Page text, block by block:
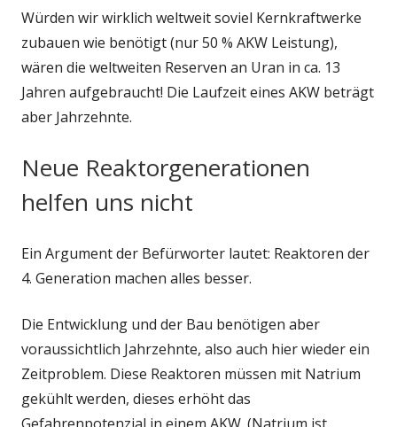
Würden wir wirklich weltweit soviel Kernkraftwerke
zubauen wie benötigt (nur 50 % AKW Leistung),
wären die weltweiten Reserven an Uran in ca. 13
Jahren aufgebraucht! Die Laufzeit eines AKW beträgt
aber Jahrzehnte.
Neue Reaktorgenerationen
helfen uns nicht
Ein Argument der Befürworter lautet: Reaktoren der
4. Generation machen alles besser.
Die Entwicklung und der Bau benötigen aber
voraussichtlich Jahrzehnte, also auch hier wieder ein
Zeitproblem. Diese Reaktoren müssen mit Natrium
gekühlt werden, dieses erhöht das